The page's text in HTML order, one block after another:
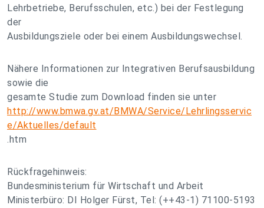
Lehrbetriebe, Berufsschulen, etc.) bei der Festlegung
der
Ausbildungsziele oder bei einem Ausbildungswechsel.
Nähere Informationen zur Integrativen Berufsausbildung
sowie die
gesamte Studie zum Download finden sie unter
http://www.bmwa.gv.at/BMWA/Service/Lehrlingsservic
e/Aktuelles/default
.htm
Rückfragehinweis:
Bundesministerium für Wirtschaft und Arbeit
Ministerbüro: DI Holger Fürst, Tel: (++43-1) 71100-5193